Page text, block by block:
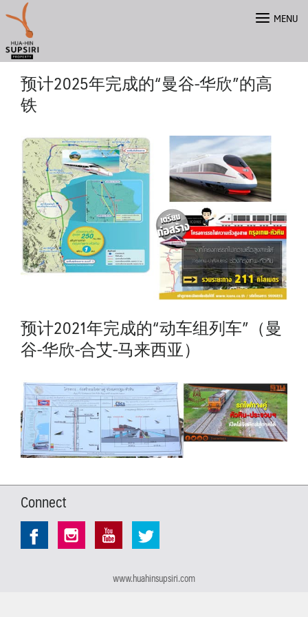
content
MENU
预计2025年完成的“曼谷-华欣”的高
铁
预计2021年完成的“动车组列车”（曼
谷-华欣-合艾-马来西亚）
Connect
www.huahinsupsiri.com